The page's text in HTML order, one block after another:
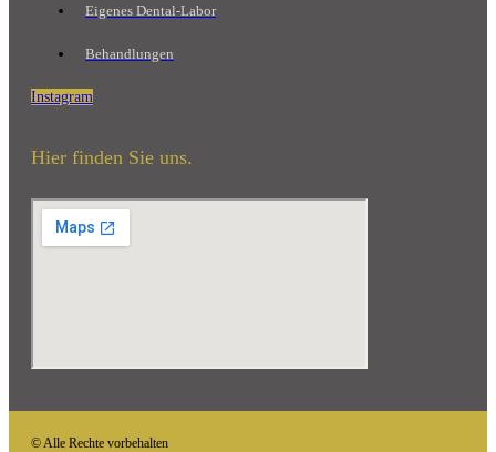
Eigenes Dental-Labor
Behandlungen
Instagram
Hier finden Sie uns.
© Alle Rechte vorbehalten